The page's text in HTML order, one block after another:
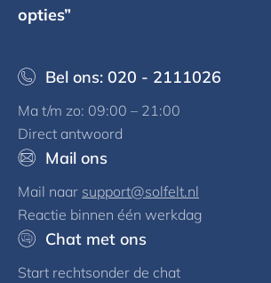
opties”
Bel ons: 020 - 2111026
Ma t/m zo: 09:00 – 21:00
Direct antwoord
Mail ons
Mail naar support@solfelt.nl
Reactie binnen één werkdag
Chat met ons
Start rechtsonder de chat